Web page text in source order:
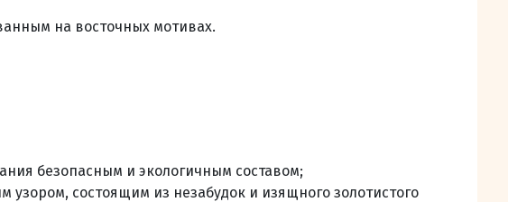
на восточных мотивах.
безопасным и экологичным составом;
состоящим из незабудок и изящного золотистого